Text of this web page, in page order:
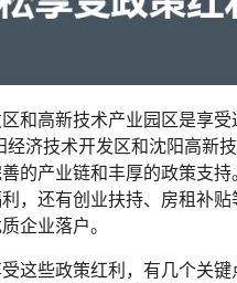
和高新技术产业园区是享
经济技术开发区和沈阳高新
的产业链和丰厚的政策支
，还有创业扶持、房租补
企业落户。
这些政策红利，有几个关键